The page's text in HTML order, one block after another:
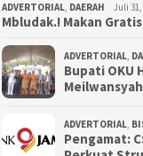
ADVERTORIAL, DAERAH Juli 31,
Mbludak.! Makan
ADVERTORIAL,
Bupati OKU
ADVERTORIAL,
Pengamat: